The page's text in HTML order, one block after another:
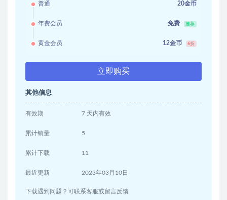
普通 20金币
年费会员 免费 推荐
黄金会员 12金币 6折
立即购买
其他信息
有效期 7 天内有效
累计销量 5
累计下载 11
最近更新 2023年03月10日
下载遇到问题？可联系客服或留言反馈